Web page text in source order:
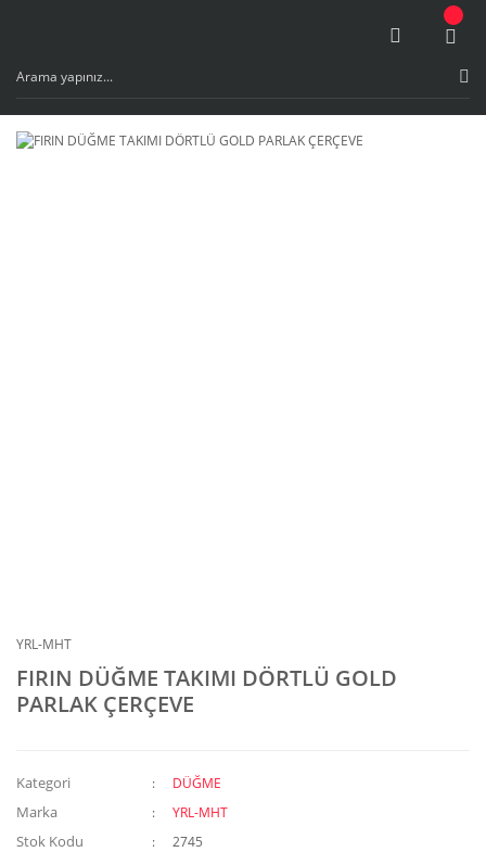
YRL-MHT
FIRIN DÜĞME TAKIMI DÖRTLÜ GOLD
PARLAK ÇERÇEVE
Kategori DÜĞME
Marka YRL-MHT
Stok Kodu 2745